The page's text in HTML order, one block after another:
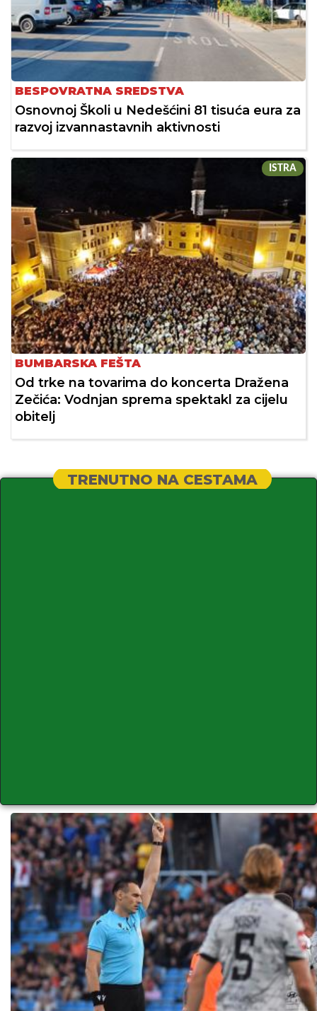
BESPOVRATNA SREDSTVA
Osnovnoj Školi u Nedešćini 81 tisuća eura za
razvoj izvannastavnih aktivnosti
ISTRA
BUMBARSKA FEŠTA
Od trke na tovarima do koncerta Dražena
Zečića: Vodnjan sprema spektakl za cijelu
obitelj
TRENUTNO NA CESTAMA